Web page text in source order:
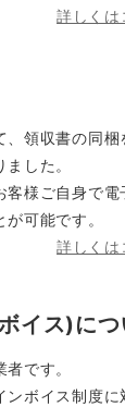
詳しくは
、領収書の同梱
した。
客様ご自身で電
可能です。
詳しくは
イス)につ
です。
ンボイス制度に